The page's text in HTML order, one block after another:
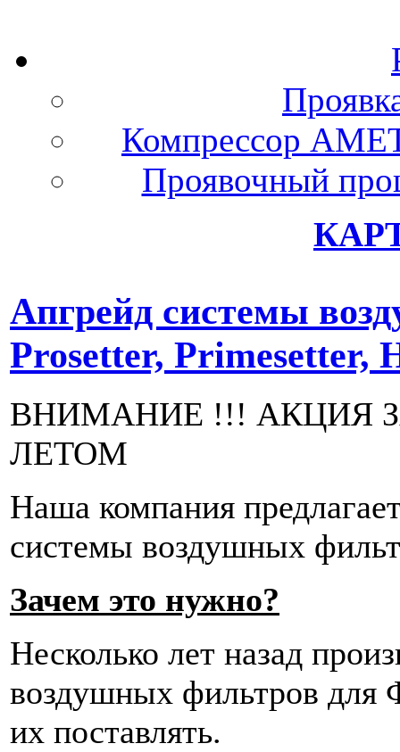
Компрессор
Проявочный
Апгрейд системы
Prosetter, Primesetter,
ВНИМАНИЕ !!! АКЦИЯ
ЛЕТОМ
Наша компания
системы воздушных
Зачем это нужно?
Несколько лет назад
воздушных фильтров
их поставлять.